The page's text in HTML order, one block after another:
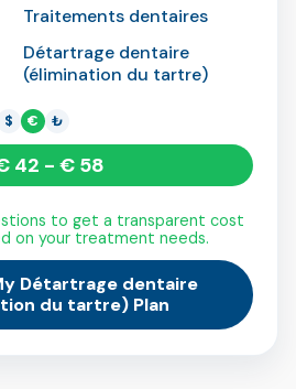
Traitements dentaires
Détartrage dentaire
(élimination du tartre)
$ € ₺
42 - € 58
to get a transparent cost
on your treatment needs.
Détartrage dentaire
du tartre) Plan